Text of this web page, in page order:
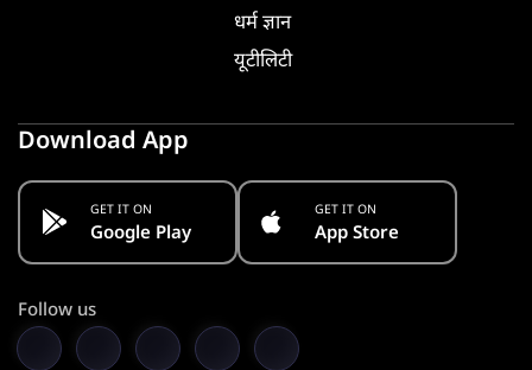
धर्म ज्ञान
यूटीलिटी
Download App
GET IT ON
Google Play
GET IT ON
App Store
Follow us